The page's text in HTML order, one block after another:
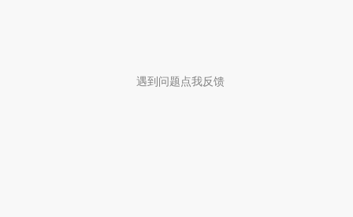
遇到问题点我反馈